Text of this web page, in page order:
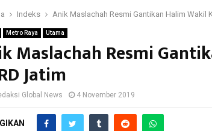
Indeks Anik Maslachah Resmi Gantikan Halim Wakil
Metro Raya Utama
Maslachah Resmi
Jatim
Global News 4 November 2019